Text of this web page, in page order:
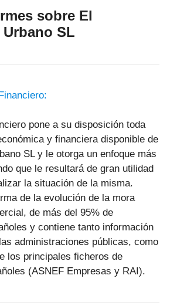
sobre El
SL
pone a su disposición toda
y financiera disponible de
SL y le otorga un enfoque más
que le resultará de gran utilidad
la situación de la misma.
de la evolución de la mora
de más del 95% de
y contiene tanto información
administraciones públicas, como
los principales ficheros de
(ASNEF Empresas y RAI).